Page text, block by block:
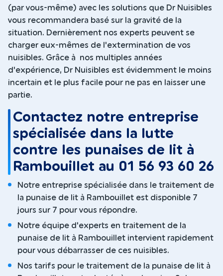
(par vous-même) avec les solutions que Dr Nuisibles
vous recommandera basé sur la gravité de la
situation. Dernièrement nos experts peuvent se
charger eux-mêmes de l'extermination de vos
nuisibles. Grâce à nos multiples années
d'expérience, Dr Nuisibles est évidemment le moins
incertain et le plus facile pour ne pas en laisser une
partie.
Contactez notre entreprise
spécialisée dans la lutte
contre les punaises de lit à
Rambouillet au 01 56 93 60 26
Notre entreprise spécialisée dans le traitement de
la punaise de lit à Rambouillet est disponible 7
jours sur 7 pour vous répondre.
Notre équipe d'experts en traitement de la
punaise de lit à Rambouillet intervient rapidement
pour vous débarrasser de ces nuisibles.
Nos tarifs pour le traitement de la punaise de lit à